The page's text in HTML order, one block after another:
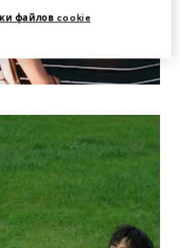
файлов cookie